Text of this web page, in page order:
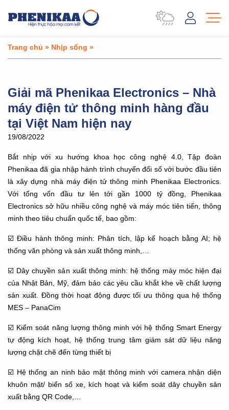
Trang chủ » Nhịp sống »
Giải mã Phenikaa Electronics – Nhà
máy điện tử thông minh hàng đầu
tại Việt Nam hiện nay
19/08/2022
Bắt nhịp với xu hướng khoa học công nghệ 4.0, Tập đoàn
Phenikaa đã gia nhập hành trình chuyển đổi số với bước đầu tiên
là xây dựng nhà máy điện tử thông minh Phenikaa Electronics.
Với tổng vốn đầu tư lên tới gần 1000 tỷ đồng, Phenikaa
Electronics sở hữu nhiều công nghệ và máy móc tiên tiến, thông
minh theo tiêu chuẩn quốc tế, bao gồm:
☑️ Điều hành thông minh: Phân tích, lập kế hoạch bằng AI; hệ
thống văn phòng và sản xuất thông minh,…
☑️ Dây chuyền sản xuất thông minh: hệ thống máy móc hiện đại
của Nhật Bản, Mỹ, đảm bảo các yêu cầu khắt khe về chất lượng
sản xuất. Đồng thời hoạt động được tối ưu thông qua hệ thống
MES – PanaCim
☑️ Kiểm soát năng lượng thông minh với hệ thống Smart Energy
tự động kích hoạt, hệ thống trung tâm giám sát dữ liệu năng
lượng chặt chẽ đến từng thiết bị
☑️ Hệ thống an ninh bảo mật thông minh với camera nhận diện
khuôn mặt/ biển số xe, kích hoạt và kiểm soát dây chuyền sản
xuất bằng QR Code,…